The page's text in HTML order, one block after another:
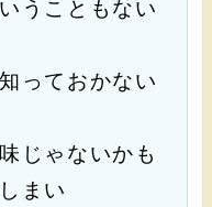
うこともない
っておかない
じゃないかも
まい